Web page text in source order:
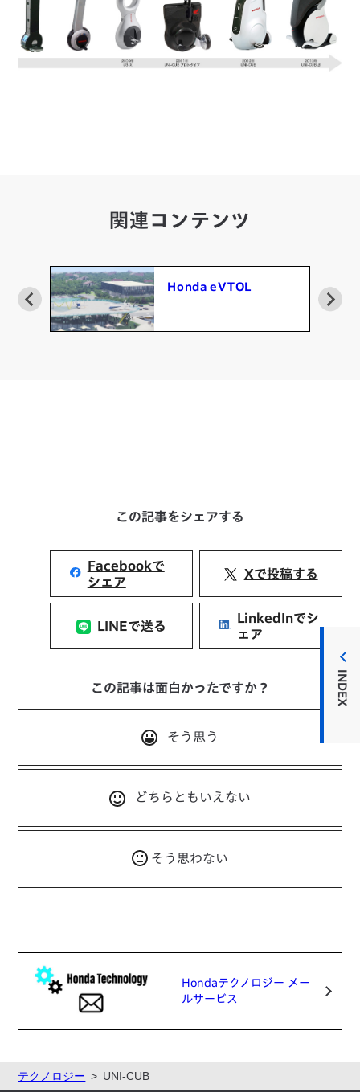
INDEX
関連コンテンツ
eVTOL ガスタービンハ
この記事をシェアする
Facebookで
シェア
Xで投稿する
LINEで送る
LinkedInでシ
ェア
この記事は面白かったですか？
そう思う
どちらともいえない
そう思わない
Hondaテクノロジー メー
ルサービス
テクノロジー UNI-CUB